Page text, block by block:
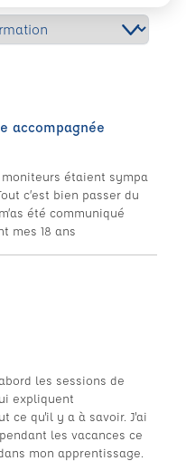
accompagnée
étaient sympa
c’est bien passer du
été communiqué
mes 18 ans
les sessions de
expliquent
ce qu'il y a à savoir. J'ai
les vacances ce
mon apprentissage.